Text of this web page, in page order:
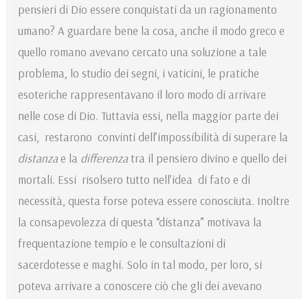
pensieri di Dio essere conquistati da un ragionamento
umano? A guardare bene la cosa, anche il modo greco e
quello romano avevano cercato una soluzione a tale
problema, lo studio dei segni, i vaticini, le pratiche
esoteriche rappresentavano il loro modo di arrivare
nelle cose di Dio. Tuttavia essi, nella maggior parte dei
casi, restarono convinti dell’impossibilità di superare la
distanzae la differenza tra il pensiero divino e quello dei
mortali. Essi risolsero tutto nell’idea di fato e di
necessità, questa forse poteva essere conosciuta. Inoltre
la consapevolezza di questa “distanza” motivava la
frequentazione tempio e le consultazioni di
sacerdotesse e maghi. Solo in tal modo, per loro, si
poteva arrivare a conoscere ciò che gli dei avevano